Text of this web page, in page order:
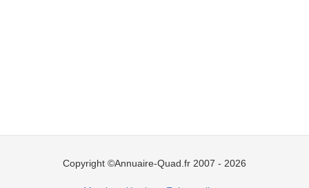
Copyright ©Annuaire-Quad.fr 2007 - 2026